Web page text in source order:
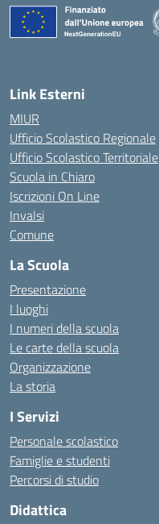
Link Esterni
MIUR
Ufficio Scolastico Regionale
Ufficio Scolastico Territoriale
Scuola in Chiaro
Iscrizioni On Line
Invalsi
Comune
La Scuola
Presentazione
I luoghi
I numeri della scuola
Le carte della scuola
Organizzazione
La storia
I Servizi
Personale scolastico
Famiglie e studenti
Percorsi di studio
Didattica